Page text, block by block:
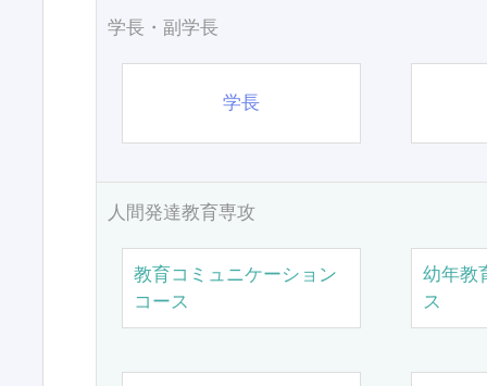
学長・副学長
学長
人間発達教育専攻
教育コミュニケーション
コース
幼年教
ス